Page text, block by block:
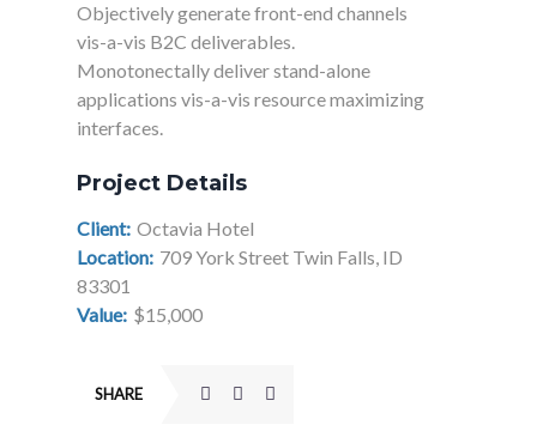
Objectively generate front-end channels
vis-a-vis B2C deliverables.
Monotonectally deliver stand-alone
applications vis-a-vis resource maximizing
interfaces.
Project Details
Client: Octavia Hotel
Location: 709 York Street Twin Falls, ID
83301
Value: $15,000
SHARE